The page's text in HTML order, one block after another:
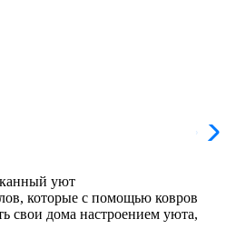
уют
которые с помощью ковров
свои дома настроением уюта,